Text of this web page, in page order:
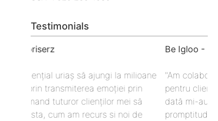
Testimonials
Be Igloo - Public Relations
"Am colaborat cu ei in diverse proiecte,
pentru clienti din domenii vaste. De fiecare
dată mi-au întrecut așteptările prin
promptitudinea lor, calitatea materialelor și